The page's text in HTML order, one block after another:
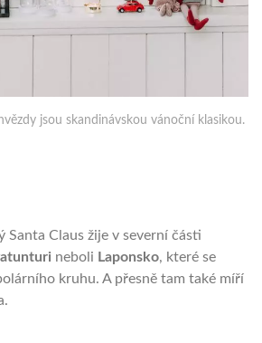
jsou skandinávskou vánoční klasikou.
Santa Claus žije v severní části
neboli Laponsko, které se
kruhu. A přesně tam také míří